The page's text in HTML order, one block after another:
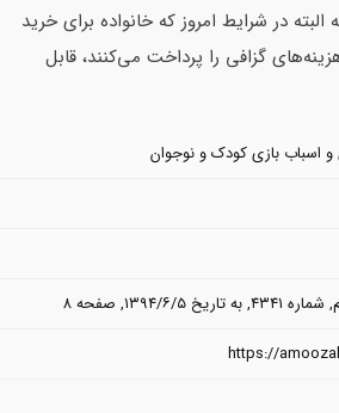
در شرایط امروز که خانواده برای خرید
گزافی را پرداخت می‌کنند، قابل
و اسباب بازی کودک و نوجوان
۱۳۹۴/۶/۵, صفحه ۸
https://